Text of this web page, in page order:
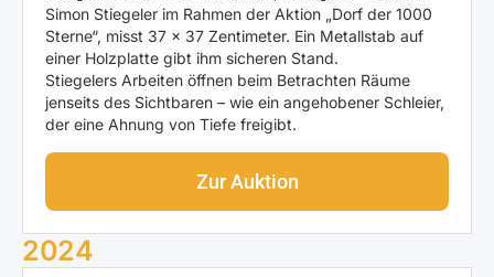
Simon Stiegeler im Rahmen der Aktion „Dorf der 1000
Sterne“, misst 37 × 37 Zentimeter. Ein Metallstab auf
einer Holzplatte gibt ihm sicheren Stand.
Stiegelers Arbeiten öffnen beim Betrachten Räume
jenseits des Sichtbaren – wie ein angehobener Schleier,
der eine Ahnung von Tiefe freigibt.
Zur Auktion
2024